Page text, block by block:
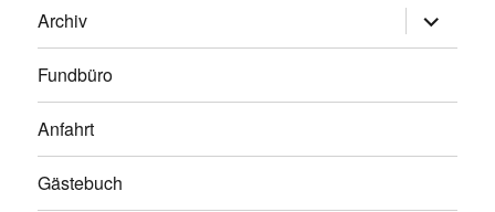
Archiv
anzeigen
Fundbüro
Anfahrt
Gästebuch